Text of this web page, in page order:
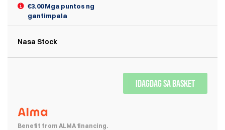
€3.00 Mga puntos ng
gantimpala
Nasa Stock
IDAGDAG SA BASKET
Benefit from ALMA financing.